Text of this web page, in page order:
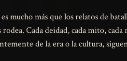
más que los relatos de
Cada deidad, cada mito,
de la era o la cultura,